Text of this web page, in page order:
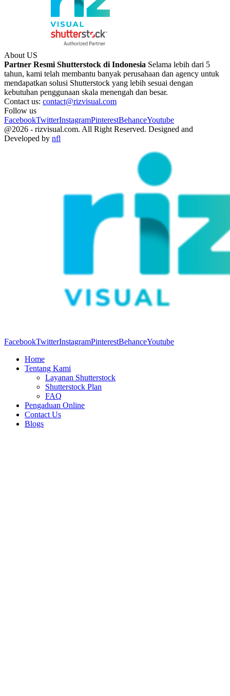
About US
Partner Resmi Shutterstock di Indonesia Selama lebih dari 5
tahun, kami telah membantu banyak perusahaan dan agency untuk
mendapatkan solusi Shutterstock yang lebih sesuai dengan
kebutuhan penggunaan skala menengah dan besar.
Contact us: contact@rizvisual.com
Follow us
FacebookTwitterInstagramPinterestBehanceYoutube
@2026 - rizvisual.com. All Right Reserved. Designed and
Developed by nfl
FacebookTwitterInstagramPinterestBehanceYoutube
Home
Tentang Kami
Layanan Shutterstock
Shutterstock Plan
FAQ
Pengaduan Online
Contact Us
Blogs